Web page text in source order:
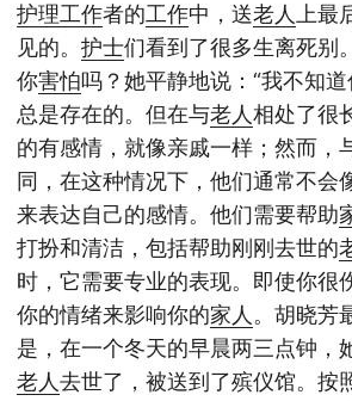
护理工作者的工作中，送老人上最
见的。 护士们看到了很多生离死别
你害怕吗？她平静地说：“我不知
总是存在的。但在与老人相处了很
的有感情，就像亲戚一样；然而，
同，在这种情况下，他们通常不会
来表达自己的感情。他们需要帮助
打扮和清洁，包括帮助刚刚去世的
时，它需要专业的表现。即使你很
你的情绪来影响你的家人。胡晓芳
是，在一个冬天的早晨两三点钟，
老人去世了，被送到了殡仪馆。按